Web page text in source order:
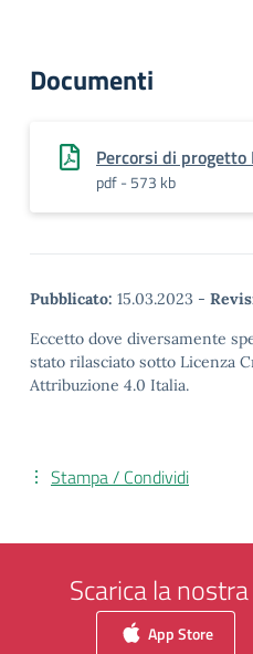
Documenti
Percorsi di progetto
pdf - 573 kb
Pubblicato: 15.03.2023 -
Eccetto dove diversamente
stato rilasciato sotto Licenza
Attribuzione 4.0 Italia.
Stampa / Condividi
Scarica la
App Store